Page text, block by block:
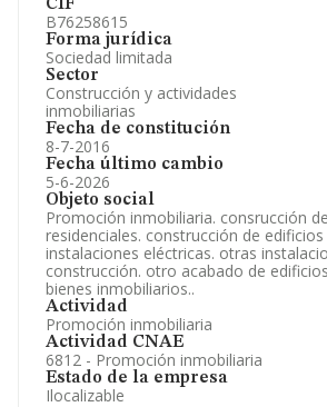
CIF
B76258615
Forma jurídica
Sociedad limitada
Sector
Construcción y actividades
inmobiliarias
Fecha de constitución
8-7-2016
Fecha último cambio
5-6-2026
Objeto social
Promoción inmobiliaria. consrucción
residenciales. construcción de
instalaciones eléctricas. otras
construcción. otro acabado de
bienes inmobiliarios..
Actividad
Promoción inmobiliaria
Actividad CNAE
6812 - Promoción inmobiliaria
Estado de la empresa
Ilocalizable